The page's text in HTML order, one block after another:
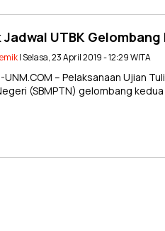
Jadwal UTBK Gelombang
| Selasa, 23 April 2019 - 12:29 WITA
UNM.COM – Pelaksanaan Ujian
(SBMPTN) gelombang